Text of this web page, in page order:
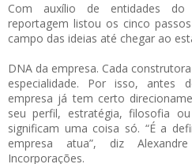
Com auxílio de entidades
reportagem listou os cinco
campo das ideias até chegar ao
DNA da empresa. Cada
especialidade. Por isso, antes
empresa já tem certo
seu perfil, estratégia, filosofia
significam uma coisa só. “É a
empresa atua”, diz
Incorporações.